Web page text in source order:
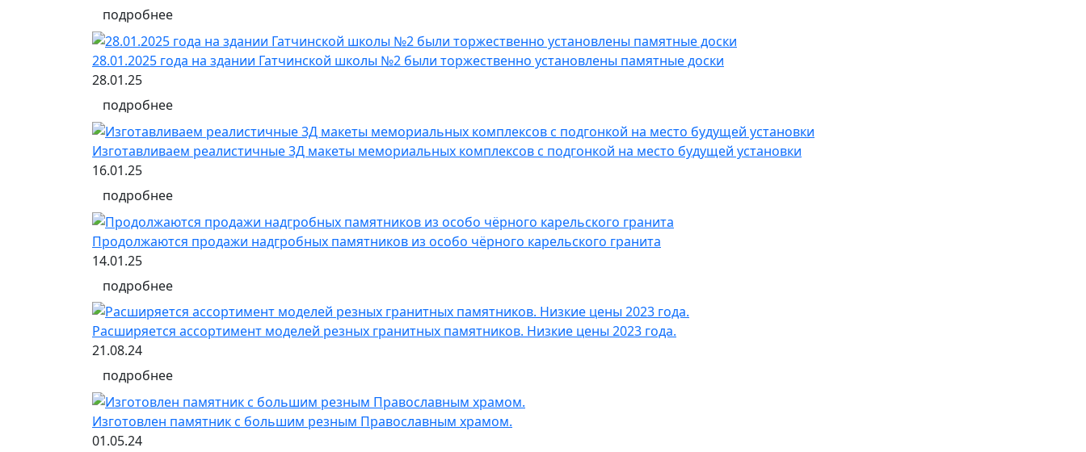
подробнее
28.01.2025 года на здании Гатчинской школы №2 были торжественно установлены памятные доски
28.01.25
подробнее
Изготавливаем реалистичные 3Д макеты мемориальных комплексов с подгонкой на место будущей установки
16.01.25
подробнее
Продолжаются продажи надгробных памятников из особо чёрного карельского гранита
14.01.25
подробнее
Расширяется ассортимент моделей резных гранитных памятников. Низкие цены 2023 года.
21.08.24
подробнее
Изготовлен памятник с большим резным Православным храмом.
01.05.24